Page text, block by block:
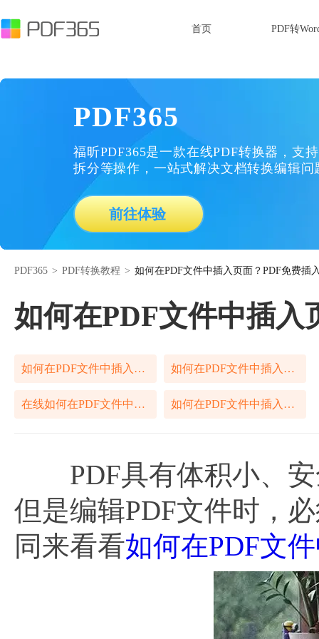
首页 PDF转
PDF365
福昕PDF365是一款在线PDF转换器，支
拆分等操作，一站式解决文档转换编辑问
前往体验
PDF365 > PDF转换教程 > 如何在PDF文件中插入页面？PDF免费插
如何在PDF文件中插入
如何在PDF文件中插入页面 如何在PDF文件中插入页面方法
在线如何在PDF文件中插入页面 如何在PDF文件中插入页面技巧
PDF具有体积小、安
但是编辑PDF文件时，
同来看看如何在PDF文